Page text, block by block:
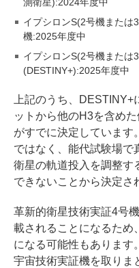
測衛星):2024年度中
イプシロンS(2号機または
機:2025年度中
イプシロンS(2号機または
(DESTINY+):2025年度中
上記のうち、DESTINY+
ットから他のH3を含め
がすでに決定しています
ではなく、能代試験場で
衛星の軌道投入を調整す
できないことから決定さ
革新的衛星技術実証4号
載されることになるため
になる可能性もあります
宇宙技術実証機を取りま